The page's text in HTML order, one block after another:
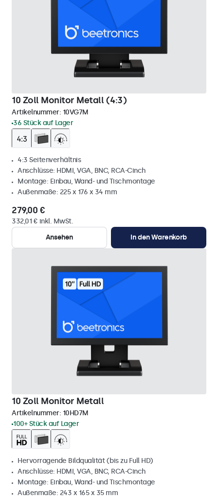
10 Zoll Monitor Metall (4:3)
Artikelnummer: 10VG7M
36 Stück auf Lager
4:3 Seitenverhältnis
Anschlüsse: HDMI, VGA, BNC, RCA-Cinch
Montage: Einbau, Wand- und Tischmontage
Außenmaße: 225 x 176 x 34 mm
279,00 €
332,01 € inkl. MwSt.
Ansehen
In den Warenkorb
10 Zoll Monitor Metall
Artikelnummer: 10HD7M
100+ Stück auf Lager
Hervorragende Bildqualität (bis zu Full HD)
Anschlüsse: HDMI, VGA, BNC, RCA-Cinch
Montage: Einbau, Wand- und Tischmontage
Außenmaße: 243 x 165 x 35 mm